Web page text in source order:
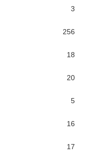
3
256
18
20
5
16
17